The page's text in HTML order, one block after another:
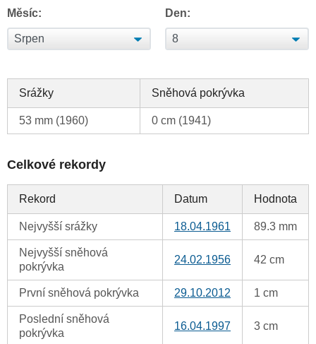
Měsíc: Den:
Srážky Sněhová pokrývka
53 mm (1960) 0 cm (1941)
Celkové rekordy
Rekord Datum Hodnota
Nejvyšší srážky 18.04.1961 89.3 mm
Nejvyšší sněhová
pokrývka
24.02.1956 42 cm
První sněhová pokrývka 29.10.2012 1 cm
Poslední sněhová
pokrývka
16.04.1997 3 cm